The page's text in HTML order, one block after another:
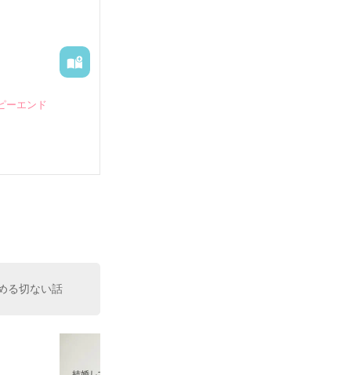
ーエンド
る切ない話